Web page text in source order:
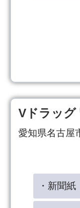
Vドラッグ
愛知県名古屋
・新聞紙